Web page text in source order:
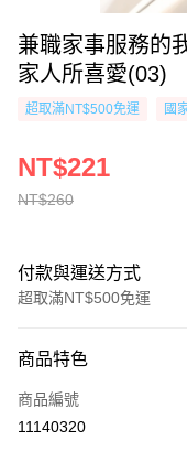
兼職家事服務的
家人所喜愛(03)
超取滿NT$500免運 國
NT$260
NT$221
付款與運送方式
超取滿NT$500免運
信用卡一次付款
超商取貨付款
商品特色
商品編號
11140320